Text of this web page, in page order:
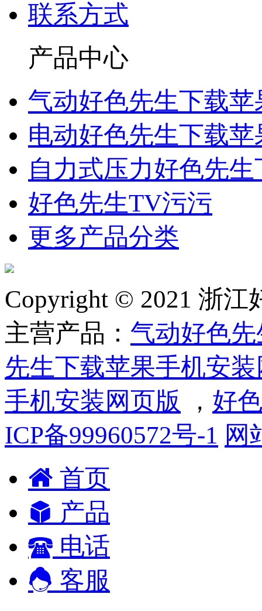
联系方式
产品中心
气动好色先生下载
电动好色先生下载
自力式压力好色先
好色先生TV污污
更多产品分类
Copyright © 2021 浙
主营产品： 气动好色
先生下载苹果手机安
手机安装网页版
， 好
ICP备99960572号-1 网
首页
产品
电话
客服